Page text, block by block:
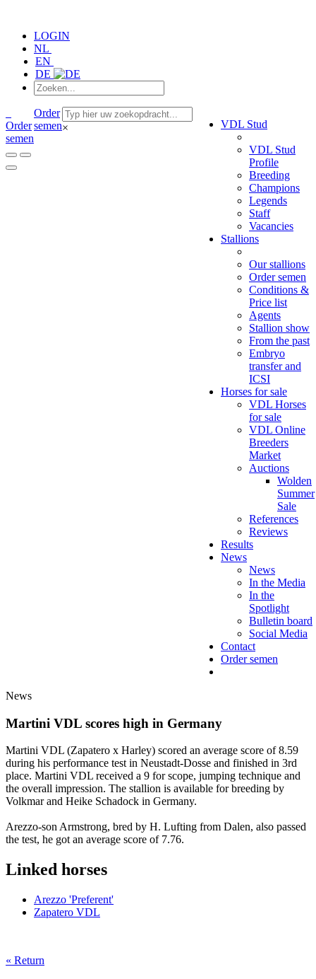
LOGIN
NL
EN
DE
Order
semen
Order
semen× VDL Stud
VDL Stud
Profile
Breeding
Champions
Legends
Staff
Vacancies
Stallions
Our stallions
Order semen
Conditions &
Price list
Agents
Stallion show
From the past
Embryo
transfer and
ICSI
Horses for sale
VDL Horses
for sale
VDL Online
Breeders
Market
Auctions
Wolden
Summer
Sale
References
Reviews
Results
News
News
In the Media
In the
Spotlight
Bulletin board
Social Media
Contact
Order semen
News
Martini VDL scores high in Germany
Martini VDL (Zapatero x Harley) scored an average score of 8.59
during his performance test in Neustadt-Dosse and finished in 3rd
place. Martini VDL received a 9 for scope, jumping technique and
the overall impression. The stallion is available for breeding by
Volkmar and Heike Schadock in Germany.
Arezzo-son Armstrong, bred by H. Lufting from Dalen, also passed
the test, he got an average score of 7.76.
Linked horses
Arezzo 'Preferent'
Zapatero VDL
« Return